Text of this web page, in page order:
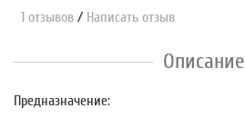
1 отзывов / Написать отзыв
Описание
Предназначение: